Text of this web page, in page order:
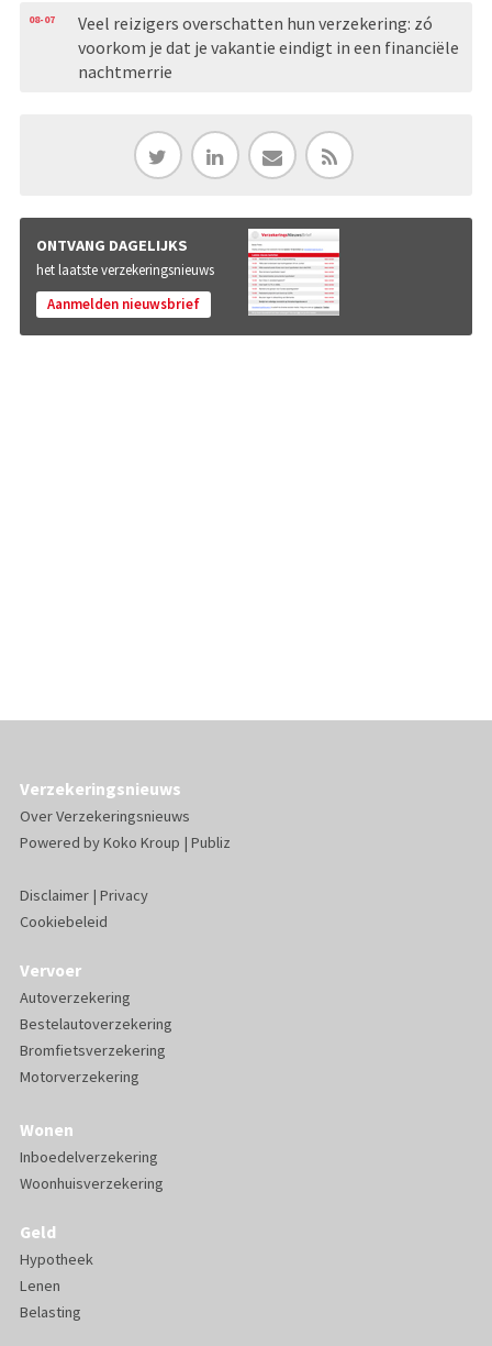
08-07
Veel reizigers overschatten hun verzekering: zó
voorkom je dat je vakantie eindigt in een financiële
nachtmerrie
ONTVANG DAGELIJKS
het laatste verzekeringsnieuws
Aanmelden nieuwsbrief
Verzekeringsnieuws
Over Verzekeringsnieuws
Powered byKoko Kroup | Publiz
Disclaimer| Privacy
Cookiebeleid
Vervoer
Autoverzekering
Bestelautoverzekering
Bromfietsverzekering
Motorverzekering
Wonen
Inboedelverzekering
Woonhuisverzekering
Geld
Hypotheek
Lenen
Belasting